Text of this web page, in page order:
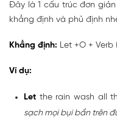
Đây là 1 cấu trúc đơn
khẳng định và phủ định
Khẳng định: Let +O + Verb
Ví dụ:
Let the rain wash all
sạch mọi bụi bẩn trên